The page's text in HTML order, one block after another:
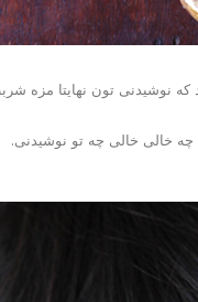
که نوشیدنی تون نهایتا مزه
خالی خالی چه تو نوشیدنی.